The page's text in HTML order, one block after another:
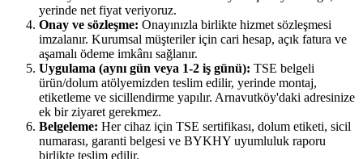
yerinde net fiyat veriyoruz.
Onay ve sözleşme: Onayınızla birlikte hizmet sözleşmesi
imzalanır. Kurumsal müşteriler için cari hesap, açık fatura ve
aşamalı ödeme imkânı sağlanır.
Uygulama (aynı gün veya 1-2 iş günü): TSE belgeli
ürün/dolum atölyemizden teslim edilir, yerinde montaj,
etiketleme ve sicillendirme yapılır. Arnavutköy'daki adresinize
ek bir ziyaret gerekmez.
Belgeleme: Her cihaz için TSE sertifikası, dolum etiketi, sicil
numarası, garanti belgesi ve BYKHY uyumluluk raporu
birlikte teslim edilir.